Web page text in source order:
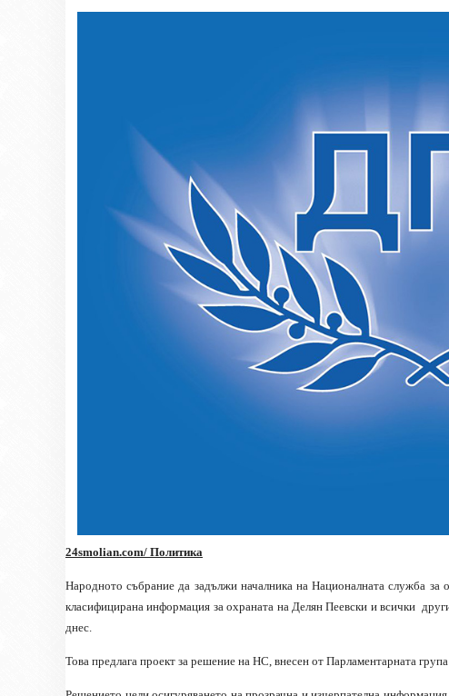
24smolian.com/ Политика
Народното събрание да задължи началника на Националната служба
класифицирана информация за охраната на Делян Пеевски и всички
днес.
Това предлага проект за решение на НС, внесен от Парламентарната